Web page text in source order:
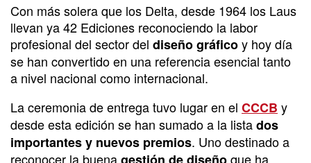
Con más solera que los Delta, desde 1964 los Laus
llevan ya 42 Ediciones reconociendo la labor
profesional del sector del diseño gráficoy hoy día
se han convertido en una referencia esencial tanto
a nivel nacional como internacional.
La ceremonia de entrega tuvo lugar en el CCCB y
desde esta edición se han sumado a la listados
importantes y nuevos premios. Uno destinado a
reconocer la buenagestión de diseñoque ha